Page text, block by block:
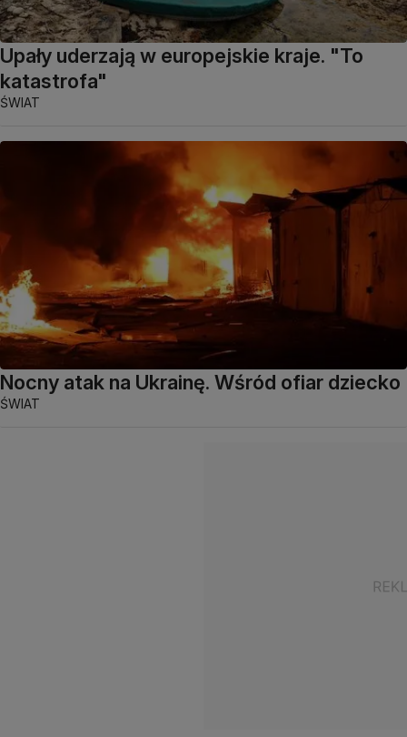
Upały uderzają w europejskie kraje. "To
katastrofa"
ŚWIAT
Nocny atak na Ukrainę. Wśród ofiar dziecko
ŚWIAT